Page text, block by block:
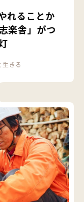
れることか
楽舎」がつ
生きる